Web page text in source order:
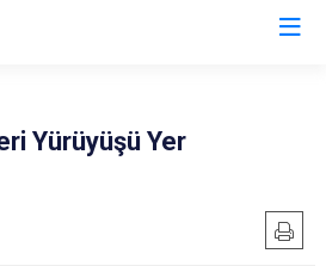
Yürüyüşü Yer